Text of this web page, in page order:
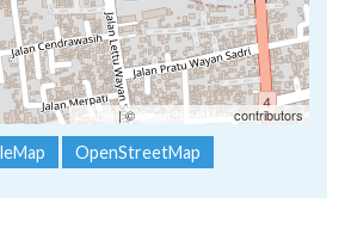
Leaflet | ©OpenStreetMap contributors
OpenStreetMap